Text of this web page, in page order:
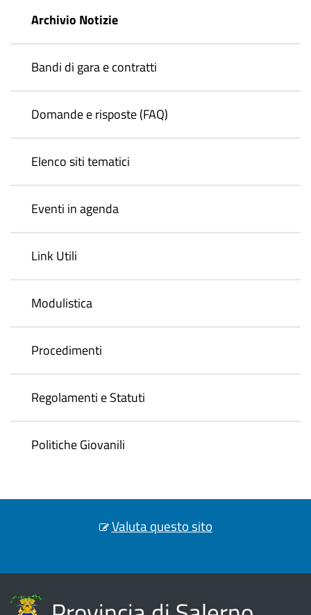
Archivio Notizie
Bandi di gara e contratti
Domande e risposte (FAQ)
Elenco siti tematici
Eventi in agenda
Link Utili
Modulistica
Procedimenti
Regolamenti e Statuti
Politiche Giovanili
Valuta questo sito